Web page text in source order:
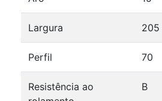
Largura 205
Perfil 70
Resistência ao
B